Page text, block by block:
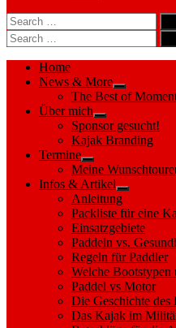
Search
for:
Search
for:
Home
News & More
Show
sub
The Best of
Über mich
Show
sub
menu
Sponsor gesucht!
Kajak Branding
Termine
Show
sub
menu
Meine
Infos & Artikel
Show
sub
menu
Anleitung
Packliste für eine
Einsatzgebiete
Paddeln vs.
Regeln für Paddler
Welche Bootstypen
Paddel vs Motor
Die Geschichte des
Das Kajak im